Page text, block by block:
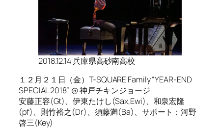
2018.12.14 兵庫県高砂南高校
１２月２１日（金）T-SQUARE Family “YEAR-END
SPECIAL 2018” @ 神戸チキンジョージ
安藤正容(Gt)、伊東たけし(Sax,Ewi)、和泉宏隆
(pf)、則竹裕之(Dr)、須藤満(Ba)、サポート：河野
啓三(Key)